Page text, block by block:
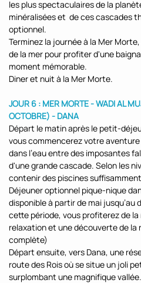
les plus spectaculaires de la
minéralisées et de ces cascades
optionnel.
Terminez la journée à la Mer
de la mer pour profiter d'une
moment mémorable.
Diner et nuit à la Mer Morte.
JOUR 6 : MER MORTE - WADI AL
OCTOBRE) - DANA
Départ le matin après le petit-
vous commencerez votre
dans l’eau entre des imposantes
d'une grande cascade. Selon les
contenir des piscines
Déjeuner optionnel pique-nique
disponible à partir de mai
cette période, vous profiterez de la
relaxation et une découverte de la
complète)
Départ ensuite, vers Dana, une
route des Rois où se situe un joli
surplombant une magnifique